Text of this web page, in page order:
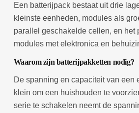
Een batterijpack bestaat uit drie
kleinste eenheden, modules als
parallel geschakelde cellen, en het
modules met elektronica en
Waarom zijn batterijpakketten nodig?
De spanning en capaciteit van een
klein om een huishouden te
serie te schakelen neemt de